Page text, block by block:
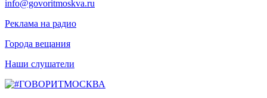
info@govoritmoskva.ru
Реклама на радио
Города вещания
Наши слушатели